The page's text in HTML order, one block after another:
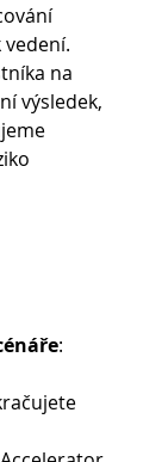
na
výsledek,
: